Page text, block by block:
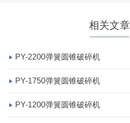
相关文章
PY-2200弹簧圆锥破碎机
PY-1750弹簧圆锥破碎机
PY-1200弹簧圆锥破碎机